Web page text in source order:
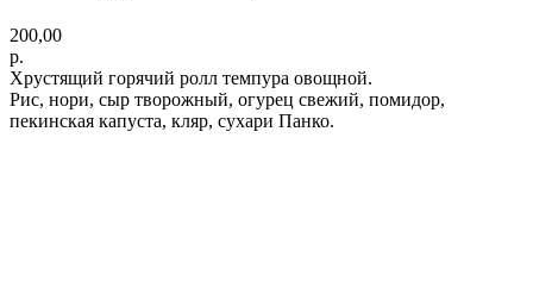
200,00
р.
Хрустящий горячий ролл темпура овощной.
Рис, нори, сыр творожный, огурец свежий, помидор,
пекинская капуста, кляр, сухари Панко.